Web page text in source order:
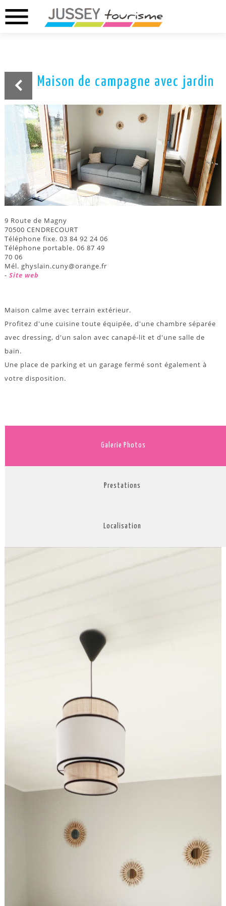
menu ANET
DREUX 02.37.46.01.73
Maison de campagne avec jardin
9 Route de Magny
70500 CENDRECOURT
Téléphone fixe. 03 84 92 24 06
Téléphone portable. 06 87 49
70 06
Mél. ghyslain.cuny@orange.fr
- Site web
Maison calme avec terrain extérieur.
Profitez d'une cuisine toute équipée, d'une chambre séparée
avec dressing, d'un salon avec canapé-lit et d'une salle de
bain.
Une place de parking et un garage fermé sont également à
votre disposition.
Galerie Photos
Prestations
Localisation